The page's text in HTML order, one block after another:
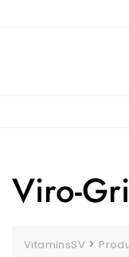
Viro-
VitaminsSV >